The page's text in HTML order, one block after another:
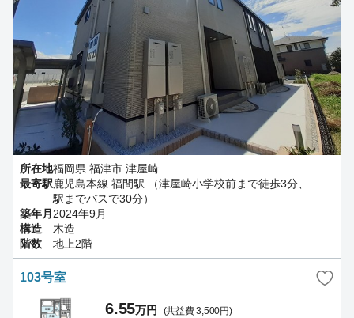
所在地福岡県 福津市 津屋崎
最寄駅鹿児島本線 福間駅 （津屋崎小学校前まで徒歩3分、
駅までバスで30分）
築年月 2024年9月
構造
木造
階数
地上2階
103号室
6.55万円 (共益費 3,500円)